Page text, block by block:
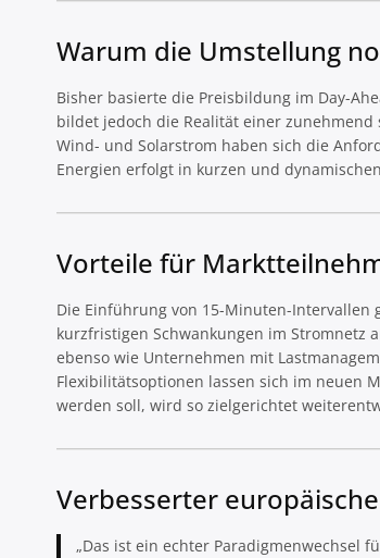
Warum die Umstellung
Bisher basierte die Preisbildung im Day-
bildet jedoch die Realität einer
Wind- und Solarstrom haben sich die
Energien erfolgt in kurzen und
Vorteile für
Die Einführung von 15-Minuten-
kurzfristigen Schwankungen im Stromnetz
ebenso wie Unternehmen mit
Flexibilitätsoptionen lassen sich im neuen
werden soll, wird so zielgerichtet
Verbesserter
„Das ist ein echter Paradigmenwechsel